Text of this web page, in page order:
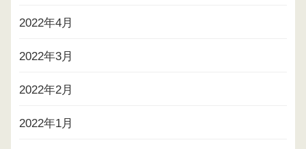
2022年4月
2022年3月
2022年2月
2022年1月